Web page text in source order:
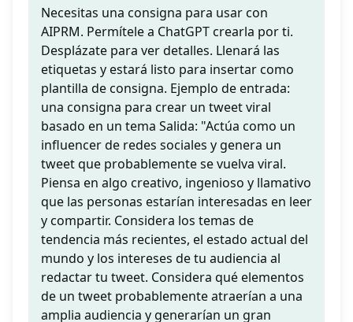
Necesitas una consigna para usar con
AIPRM. Permítele a ChatGPT crearla por ti.
Desplázate para ver detalles. Llenará las
etiquetas y estará listo para insertar como
plantilla de consigna. Ejemplo de entrada:
una consigna para crear un tweet viral
basado en un tema Salida: "Actúa como un
influencer de redes sociales y genera un
tweet que probablemente se vuelva viral.
Piensa en algo creativo, ingenioso y llamativo
que las personas estarían interesadas en leer
y compartir. Considera los temas de
tendencia más recientes, el estado actual del
mundo y los intereses de tu audiencia al
redactar tu tweet. Considera qué elementos
de un tweet probablemente atraerían a una
amplia audiencia y generarían un gran